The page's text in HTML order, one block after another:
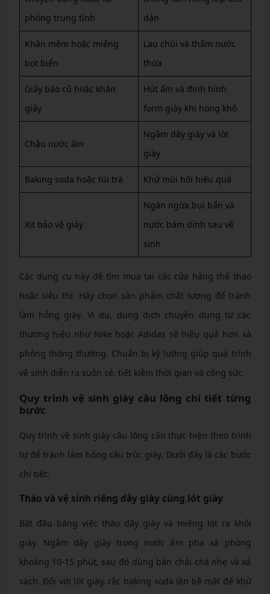
phòng trung tính
dán
Khăn mềm hoặc miếng
bọt biển
Lau chùi và thấm nước
thừa
Giấy báo cũ hoặc khăn
giấy
Hút ẩm và định hình
form giày khi hong khô
Chậu nước ấm
Ngâm dây giày và lót
giày
Baking soda hoặc túi trà Khử mùi hôi hiệu quả
Xịt bảo vệ giày
Ngăn ngừa bụi bẩn và
nước bám dính sau vệ
sinh
Các dụng cụ này dễ tìm mua tại các cửa hàng thể thao
hoặc siêu thị. Hãy chọn sản phẩm chất lượng để tránh
làm hỏng giày. Ví dụ, dung dịch chuyên dụng từ các
thương hiệu như Nike hoặc Adidas sẽ hiệu quả hơn xà
phòng thông thường. Chuẩn bị kỹ lưỡng giúp quá trình
vệ sinh diễn ra suôn sẻ, tiết kiệm thời gian và công sức.
Quy trình vệ sinh giày cầu lông chi tiết từng
bước
Quy trình vệ sinh giày cầu lông cần thực hiện theo trình
tự để tránh làm hỏng cấu trúc giày. Dưới đây là các bước
chi tiết:
Tháo và vệ sinh riêng dây giày cùng lót giày
Bắt đầu bằng việc tháo dây giày và miếng lót ra khỏi
giày. Ngâm dây giày trong nước ấm pha xà phòng
khoảng 10-15 phút, sau đó dùng bàn chải chà nhẹ và xả
sạch. Đối với lót giày, rắc baking soda lên bề mặt để khử